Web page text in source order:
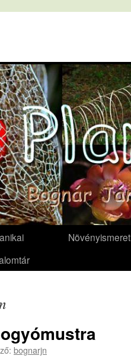
Növényismeret
bognarjn